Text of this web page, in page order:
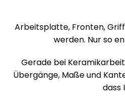
Arbeitsplatte, Fronten,
werden. Nur so
Gerade bei
Übergänge, Maße und
dass